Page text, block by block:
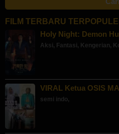
FILM TERBARU
Holy Night: Demon
Aksi, Fantasi, Kengerian,
VIRAL Ketua OSIS
semi indo,